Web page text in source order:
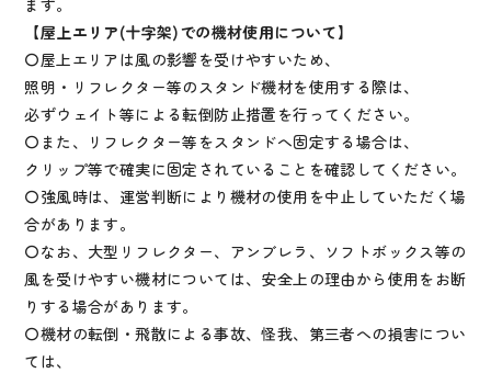
【屋上エリア(十字架)での機材使用について】
〇屋上エリアは風の影響を受けやすいため、
照明・リフレクター等のスタンド機材を使用する際は、
必ずウェイト等による転倒防止措置を行ってください。
〇また、リフレクター等をスタンドへ固定する場合は、
クリップ等で確実に固定されていることを確認してください。
〇強風時は、運営判断により機材の使用を中止していただく場
合があります。
〇なお、大型リフレクター、アンブレラ、ソフトボックス等の
風を受けやすい機材については、安全上の理由から使用をお断
りする場合があります。
〇機材の転倒・飛散による事故、怪我、第三者への損害につい
ては、